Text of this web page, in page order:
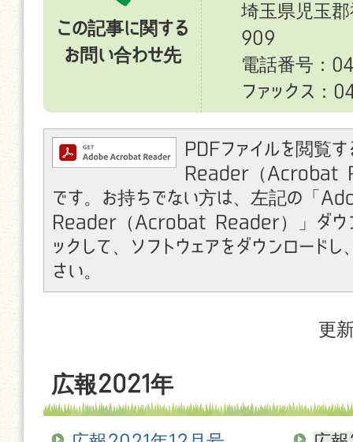
この記事に関する
お問い合わせ先
埼玉県児玉
909
電話番号：
ファックス：
PDFファイルを閲覧
Reader（Acrobat
です。お持ちでない方は、左記の「
Reader（Acrobat Reader）」ダウン
ックして、ソフトウェアをダウンロードし
さい。
更
広報2021年